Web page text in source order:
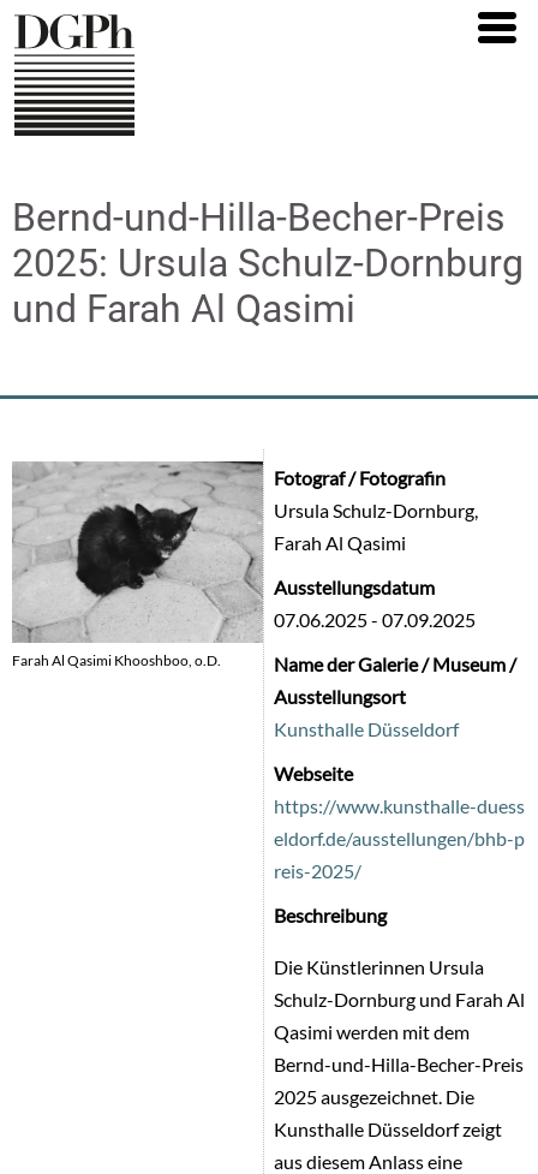
Direkt
zum
Inhalt
Bernd-und-Hilla-Becher-Preis
2025: Ursula Schulz-Dornburg
und Farah Al Qasimi
Farah Al Qasimi Khooshboo, o.D.
Fotograf / Fotografin
Ursula Schulz-Dornburg,
Farah Al Qasimi
Ausstellungsdatum
07.06.2025-07.09.2025
Name der Galerie / Museum /
Ausstellungsort
Kunsthalle Düsseldorf
Webseite
https://www.kunsthalle-duess
eldorf.de/ausstellungen/bhb-p
reis-2025/
Beschreibung
Die Künstlerinnen Ursula
Schulz-Dornburg und Farah Al
Qasimi werden mit dem
Bernd-und-Hilla-Becher-Preis
2025 ausgezeichnet. Die
Kunsthalle Düsseldorf zeigt
aus diesem Anlass eine